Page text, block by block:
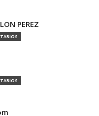
PEREZ